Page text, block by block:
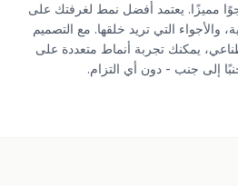
مميزًا. يعتمد أفضل نمط لغرفتك على
والأجواء التي تريد خلقها. مع التصميم
يمكنك تجربة أنماط متعددة على
إلى جنب - دون أي التزام.